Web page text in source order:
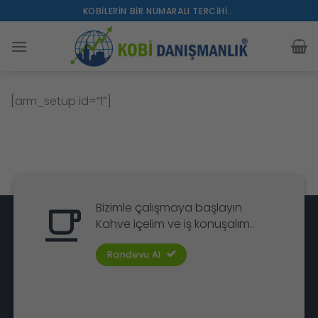
atla
KOBILERIN BIR NUMARALI TERCIHI...
[arm_setup id=”1″]
Bizimle çalışmaya başlayın
Kahve içelim ve iş konuşalım..
Randevu Al